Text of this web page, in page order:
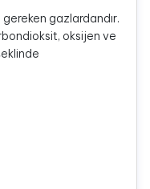
gereken gazlardandır.
oksijen ve